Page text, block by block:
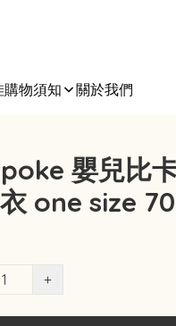
購物須知 關於我們
嬰兒比
one size
+